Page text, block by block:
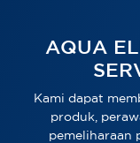
AQUA
Kami dapat
produk,
pemeliharaan